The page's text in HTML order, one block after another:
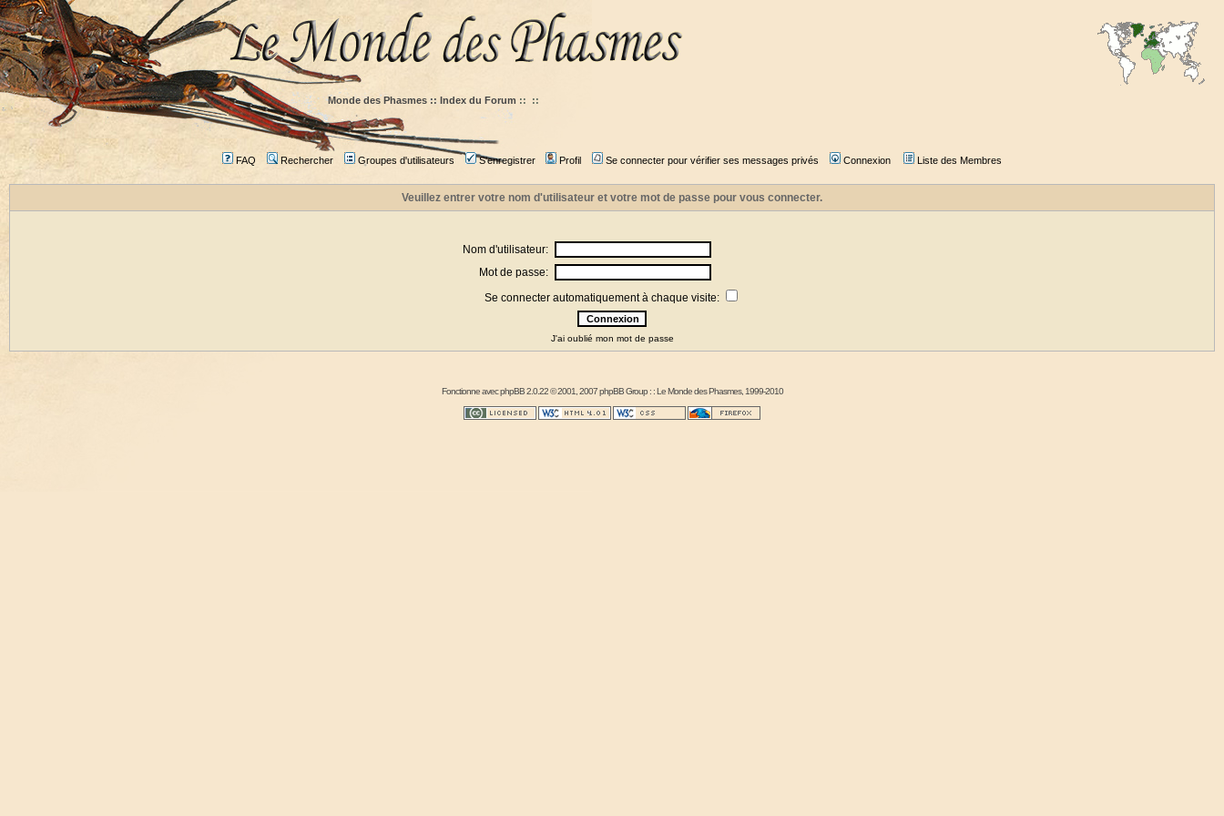
Monde des Phasmes :: Index du Forum :: ::
FAQ Rechercher Groupes d'utilisateurs S'enregistrer Profil Se connecter pour vérifier ses messages privés Connexion Liste des Membres
Veuillez entrer votre nom d'utilisateur et votre mot de passe pour vous connecter.
Nom d'utilisateur:
Mot de passe:
Se connecter automatiquement à chaque visite:
J'ai oublié mon mot de passe
Fonctionne avecphpBB2.0.22 © 2001, 2007 phpBB Group : :Le Monde des Phasmes, 1999-2010